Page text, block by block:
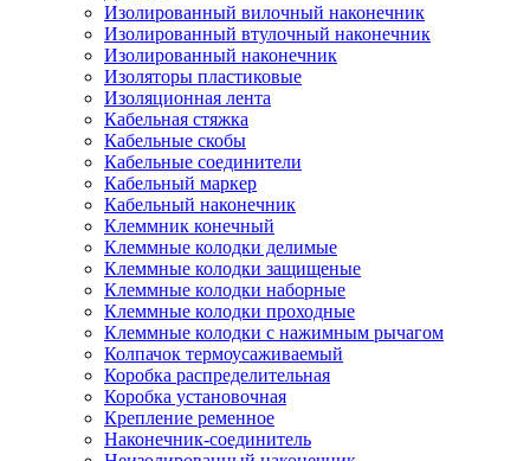
Изолированный вилочный наконечник
Изолированный втулочный наконечник
Изолированный наконечник
Изоляторы пластиковые
Изоляционная лента
Кабельная стяжка
Кабельные скобы
Кабельные соединители
Кабельный маркер
Кабельный наконечник
Клеммник конечный
Клеммные колодки делимые
Клеммные колодки защищеные
Клеммные колодки наборные
Клеммные колодки проходные
Клеммные колодки с нажимным рычагом
Колпачок термоусаживаемый
Коробка распределительная
Коробка установочная
Крепление ременное
Наконечник-соединитель